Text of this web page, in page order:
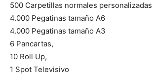
500 Carpetillas normales personalizadas
4.000 Pegatinas tamaño A6
4.000 Pegatinas tamaño A3
6 Pancartas,
10 Roll Up,
1 Spot Televisivo